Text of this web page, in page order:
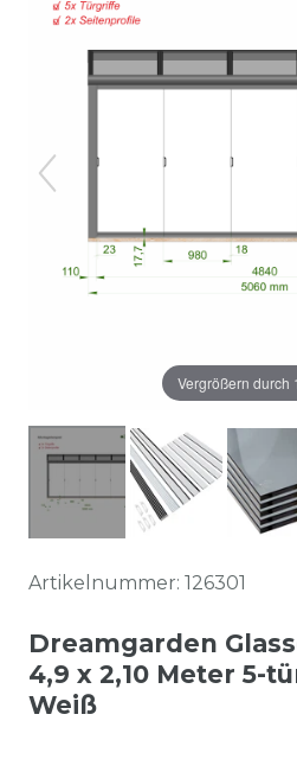
Vergrößern durch
Artikelnummer: 126301
Dreamgarden
4,9 x 2,10 Meter 5-
Weiß